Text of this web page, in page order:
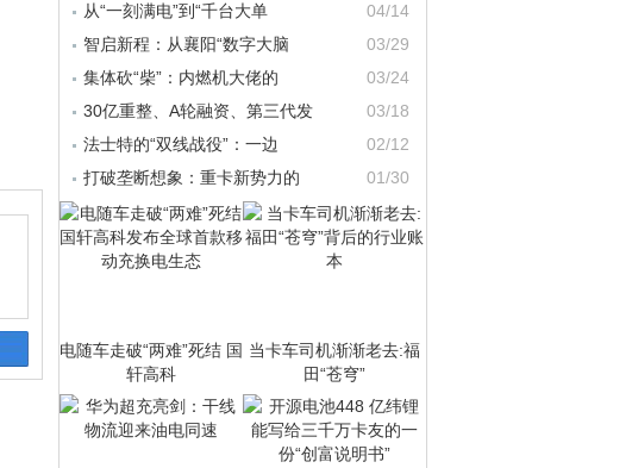
从“一刻满电”到“千台大单
04/14
智启新程：从襄阳“数字大脑
03/29
集体砍“柴”：内燃机大佬的
03/24
30亿重整、A轮融资、第三代发
03/18
法士特的“双线战役”：一边
02/12
打破垄断想象：重卡新势力的
01/30
电随车走破“两难”死结 国
轩高科
当卡车司机渐渐老去:福
田“苍穹”